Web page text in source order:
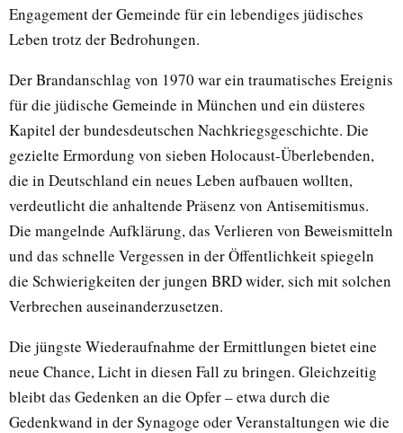
Engagement der Gemeinde für ein lebendiges jüdisches
Leben trotz der Bedrohungen.
Der Brandanschlag von 1970 war ein traumatisches Ereignis
für die jüdische Gemeinde in München und ein düsteres
Kapitel der bundesdeutschen Nachkriegsgeschichte. Die
gezielte Ermordung von sieben Holocaust-Überlebenden,
die in Deutschland ein neues Leben aufbauen wollten,
verdeutlicht die anhaltende Präsenz von Antisemitismus.
Die mangelnde Aufklärung, das Verlieren von Beweismitteln
und das schnelle Vergessen in der Öffentlichkeit spiegeln
die Schwierigkeiten der jungen BRD wider, sich mit solchen
Verbrechen auseinanderzusetzen.
Die jüngste Wiederaufnahme der Ermittlungen bietet eine
neue Chance, Licht in diesen Fall zu bringen. Gleichzeitig
bleibt das Gedenken an die Opfer – etwa durch die
Gedenkwand in der Synagoge oder Veranstaltungen wie die